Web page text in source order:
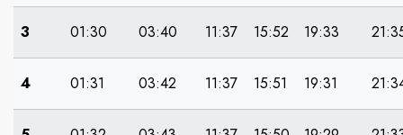
3 01:30 03:40 11:37 15:52 19:33
4 01:31 03:42 11:37 15:51 19:31